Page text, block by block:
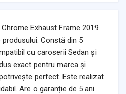
Exhaust Frame 2019
Constă din 5
cu caroserii Sedan și
exact pentru marca și
perfect. Este realizat
Are o garanție de 5 ani